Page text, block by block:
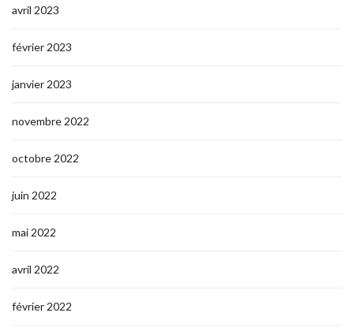
avril 2023
février 2023
janvier 2023
novembre 2022
octobre 2022
juin 2022
mai 2022
avril 2022
février 2022